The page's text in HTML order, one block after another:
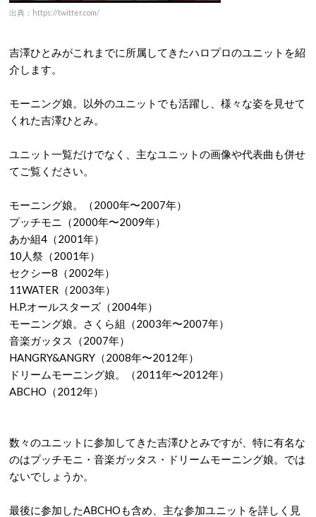
出典：https://twitter.com/
吉澤ひとみがこれまでに所属してきたハロプロのユニットを紹
介します。
モーニング娘。以外のユニットでも活躍し、様々な姿を見せて
くれた吉澤ひとみ。
ユニット一覧だけでなく、主なユニットの画像や代表曲も併せ
てご覧ください。
モーニング娘。（2000年〜2007年）
プッチモニ（2000年〜2009年）
あか組4（2001年）
10人祭（2001年）
セクシー8（2002年）
11WATER（2003年）
H.P.オールスターズ（2004年）
モーニング娘。さくら組（2003年〜2007年）
音楽ガッタス（2007年）
HANGRY&ANGRY（2008年〜2012年）
ドリームモーニング娘。（2011年〜2012年）
ABCHO（2012年）
数々のユニットに参加してきた吉澤ひとみですが、特に有名な
のはプッチモニ・音楽ガッタス・ドリームモーニング娘。では
ないでしょうか。
最後に参加したABCHOも含め、主な参加ユニットを詳しく見